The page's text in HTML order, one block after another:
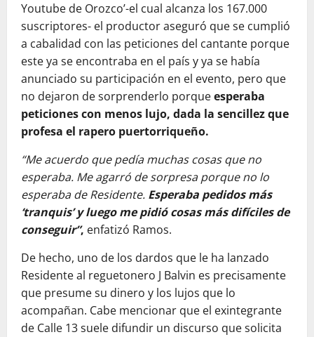
Youtube de Orozco’-el cual alcanza los 167.000
suscriptores- el productor aseguró que se cumplió
a cabalidad con las peticiones del cantante porque
este ya se encontraba en el país y ya se había
anunciado su participación en el evento, pero que
no dejaron de sorprenderlo porqueesperaba
peticiones con menos lujo, dada la sencillez que
profesa el rapero puertorriqueño.
“Me acuerdo que pedía muchas cosas que no
esperaba. Me agarró de sorpresa porque no lo
esperaba de Residente. Esperaba pedidos más
‘tranquis’ y luego me pidió cosas más difíciles de
conseguir”, enfatizó Ramos.
De hecho, uno de los dardos que le ha lanzado
Residente al reguetonero J Balvin es precisamente
que presume su dinero y los lujos que lo
acompañan. Cabe mencionar que el exintegrante
de Calle 13 suele difundir un discurso que solicita